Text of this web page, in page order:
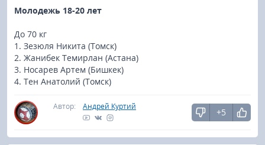
Молодежь 18-20 лет
До 70 кг
1. Зезюля Никита (Томск)
2. Жанибек Темирлан (Астана)
3. Носарев Артем (Бишкек)
4. Тен Анатолий (Томск)
Автор: Андрей Куртий
+5